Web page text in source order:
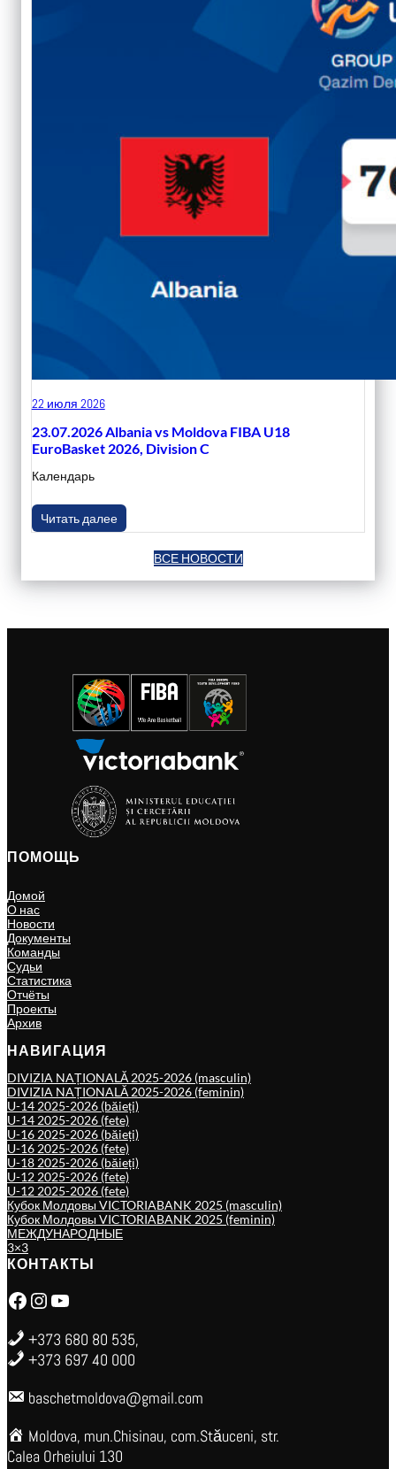
22 июля 2026
23.07.2026 Albania vs Moldova FIBA U18
EuroBasket 2026, Division C
Календарь
Читать далее
ВСЕ НОВОСТИ
ПОМОЩЬ
Домой
О нас
Новости
Документы
Команды
Судьи
Статистика
Отчёты
Проекты
Архив
НАВИГАЦИЯ
DIVIZIA NAȚIONALĂ 2025-2026 (masculin)
DIVIZIA NAȚIONALĂ 2025-2026 (feminin)
U-14 2025-2026 (băieți)
U-14 2025-2026 (fete)
U-16 2025-2026 (băieți)
U-16 2025-2026 (fete)
U-18 2025-2026 (băieți)
U-12 2025-2026 (fete)
U-12 2025-2026 (fete)
Кубок Молдовы VICTORIABANK 2025 (masculin)
Кубок Молдовы VICTORIABANK 2025 (feminin)
МЕЖДУНАРОДНЫЕ
3×3
КОНТАКТЫ
Facebook Instagram YouTube
+373 680 80 535,
+373 697 40 000
baschetmoldova@gmail.com
Moldova, mun.Chisinau, com.Stăuceni, str.
Calea Orheiului 130